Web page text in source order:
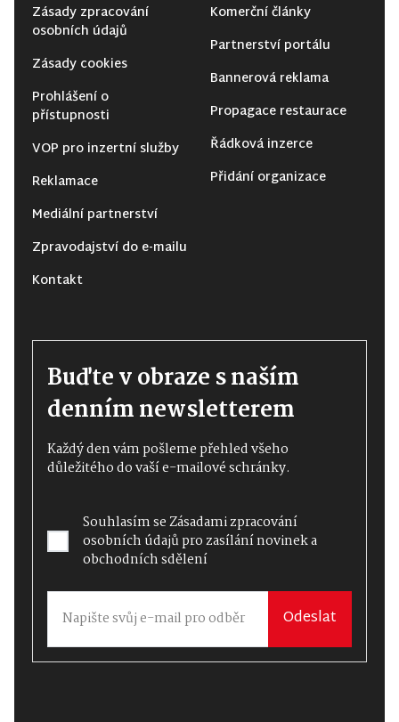
Zásady zpracování
osobních údajů
Zásady cookies
Prohlášení o
přístupnosti
VOP pro inzertní služby
Reklamace
Mediální partnerství
Zpravodajství do e-mailu
Kontakt
Komerční články
Partnerství portálu
Bannerová reklama
Propagace restaurace
Řádková inzerce
Přidání organizace
Buďte v obraze s naším
denním newsletterem
Každý den vám pošleme přehled všeho
důležitého do vaší e-mailové schránky.
Souhlasím seZásadami zpracování
osobních údajůpro zasílání novinek a
obchodních sdělení
Odeslat